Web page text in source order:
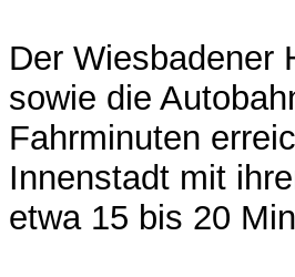
Der Wiesbadener
sowie die
Fahrminuten
Innenstadt mit
etwa 15 bis 20